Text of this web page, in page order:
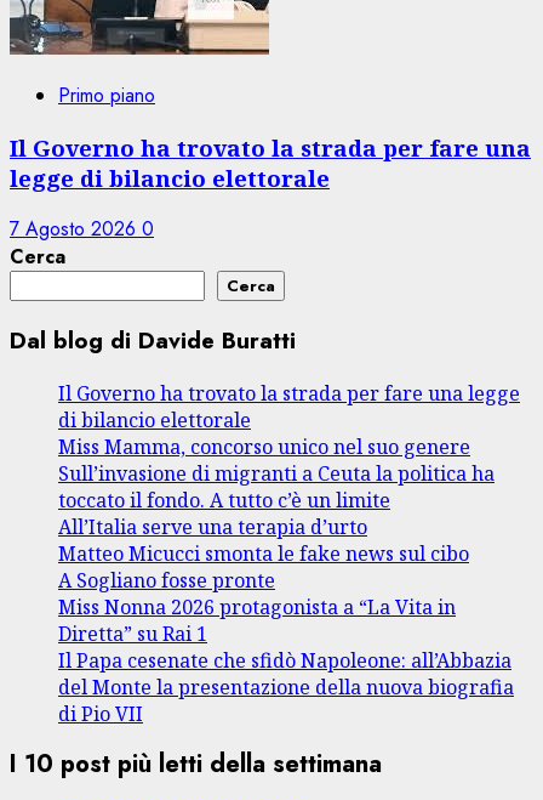
Primo piano
Il Governo ha trovato la strada per fare una
legge di bilancio elettorale
7 Agosto 2026 0
Cerca
Cerca
Dal blog di Davide Buratti
Il Governo ha trovato la strada per fare una legge
di bilancio elettorale
Miss Mamma, concorso unico nel suo genere
Sull’invasione di migranti a Ceuta la politica ha
toccato il fondo. A tutto c’è un limite
All’Italia serve una terapia d’urto
Matteo Micucci smonta le fake news sul cibo
A Sogliano fosse pronte
Miss Nonna 2026 protagonista a “La Vita in
Diretta” su Rai 1
Il Papa cesenate che sfidò Napoleone: all’Abbazia
del Monte la presentazione della nuova biografia
di Pio VII
I 10 post più letti della settimana